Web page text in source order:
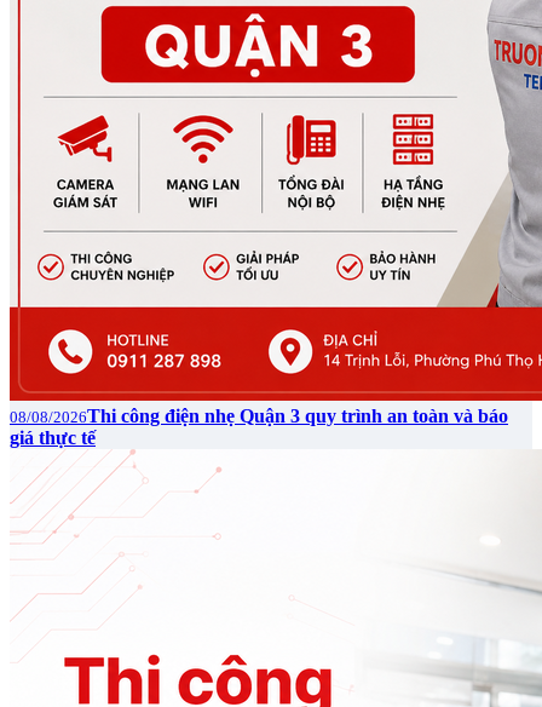
08/08/2026Thi công điện nhẹ Quận 3 quy trình an toàn và báo
giá thực tế